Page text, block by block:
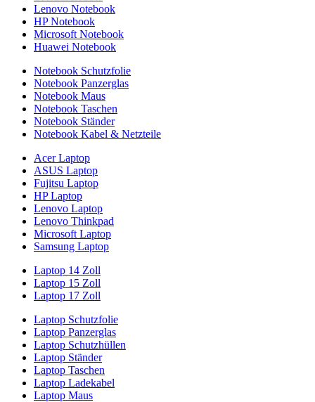
Lenovo Notebook
HP Notebook
Microsoft Notebook
Huawei Notebook
Notebook Schutzfolie
Notebook Panzerglas
Notebook Maus
Notebook Taschen
Notebook Ständer
Notebook Kabel & Netzteile
Acer Laptop
ASUS Laptop
Fujitsu Laptop
HP Laptop
Lenovo Laptop
Lenovo Thinkpad
Microsoft Laptop
Samsung Laptop
Laptop 14 Zoll
Laptop 15 Zoll
Laptop 17 Zoll
Laptop Schutzfolie
Laptop Panzerglas
Laptop Schutzhüllen
Laptop Ständer
Laptop Taschen
Laptop Ladekabel
Laptop Maus